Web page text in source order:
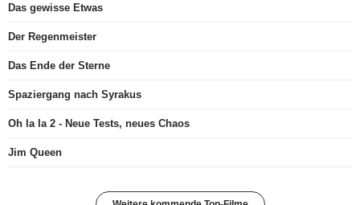
Das gewisse Etwas
Der Regenmeister
Das Ende der Sterne
Spaziergang nach Syrakus
Oh la la 2 - Neue Tests, neues Chaos
Jim Queen